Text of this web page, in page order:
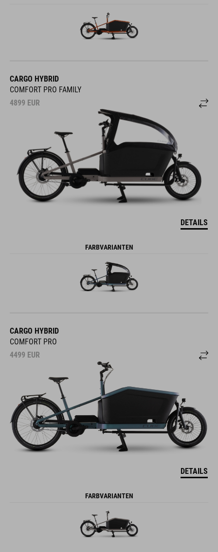
CARGO HYBRID
COMFORT PRO FAMILY
4899 EUR
DETAILS
FARBVARIANTEN
CARGO HYBRID
COMFORT PRO
4499 EUR
DETAILS
FARBVARIANTEN